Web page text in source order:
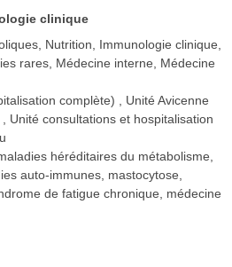
clinique
Nutrition, Immunologie clinique,
rares, Médecine interne, Médecine
complète)
Unité Avicenne
Unité consultations et hospitalisation
héréditaires du métabolisme,
auto-immunes, mastocytose,
de fatigue chronique, médecine